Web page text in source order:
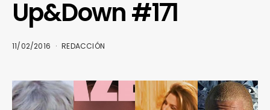
Up&Down #171
11/02/2016 REDACCIÓN